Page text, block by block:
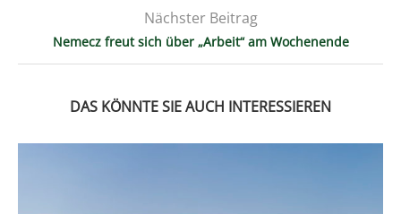
Nächster Beitrag
Nemecz freut sich über „Arbeit“ am Wochenende
DAS KÖNNTE SIE AUCH INTERESSIEREN